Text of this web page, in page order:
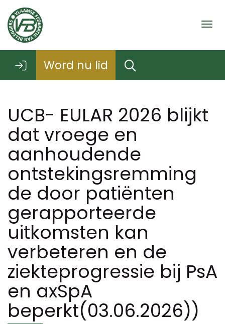
Word nu lid
UCB- EULAR 2026 blijkt
dat vroege en
aanhoudende
ontstekingsremming
de door patiënten
gerapporteerde
uitkomsten kan
verbeteren en de
ziekteprogressie bij PsA
en axSpA
beperkt(03.06.2026))